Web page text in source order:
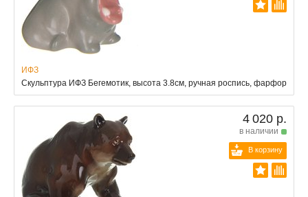
ИФЗ
Скульптура ИФЗ Бегемотик, высота 3.8см, ручная роспись, фарфор
4 020 р.
в наличии
В корзину